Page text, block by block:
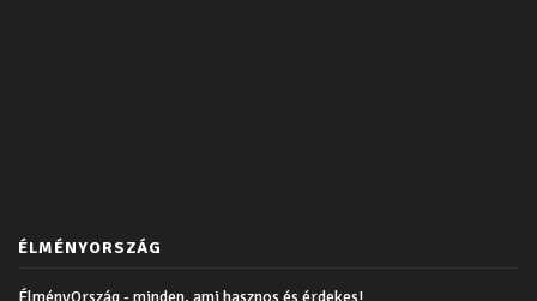
ÉLMÉNYORSZÁG
ÉlményOrszág - minden, ami hasznos és érdekes!